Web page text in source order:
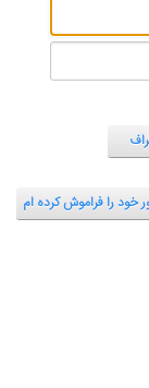
خود را فراموش کرده ام